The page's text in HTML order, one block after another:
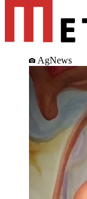
AgNews